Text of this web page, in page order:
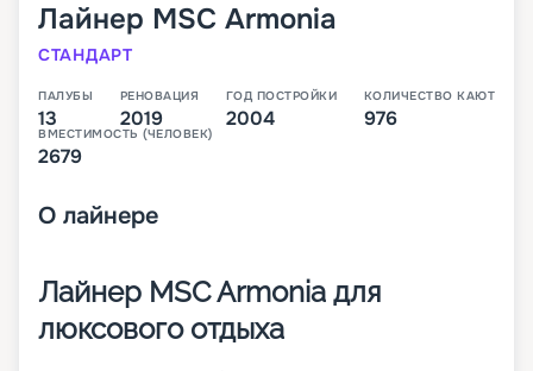
Лайнер MSC Armonia
СТАНДАРТ
ПАЛУБЫ
13
РЕНОВАЦИЯ
2019
ГОД ПОСТРОЙКИ
2004
КОЛИЧЕСТВО КАЮТ
976
ВМЕСТИМОСТЬ (ЧЕЛОВЕК)
2679
О лайнере
Лайнер MSC Armonia для
люксового отдыха